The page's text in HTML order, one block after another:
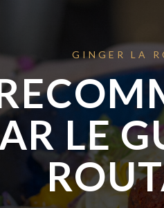
GINGER LA
LE
Build
Theme comes
drag&drop user